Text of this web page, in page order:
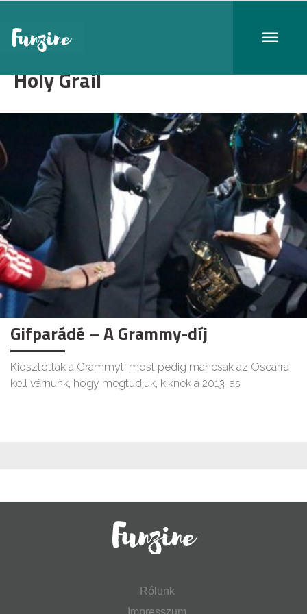
Holy Grail
Gifparádé – A Grammy-díj
Kiosztották a Grammyt, most pedig már csak az Oscarra
kell várnunk, hogy megtudjuk, kiknek a 2013-as
Rólunk
Impresszum